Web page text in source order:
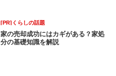
[PR]くらしの話題
家の売却成功にはカギがある？家処
分の基礎知識を解説